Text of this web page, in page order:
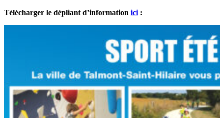
Télécharger le dépliant d’information ici :